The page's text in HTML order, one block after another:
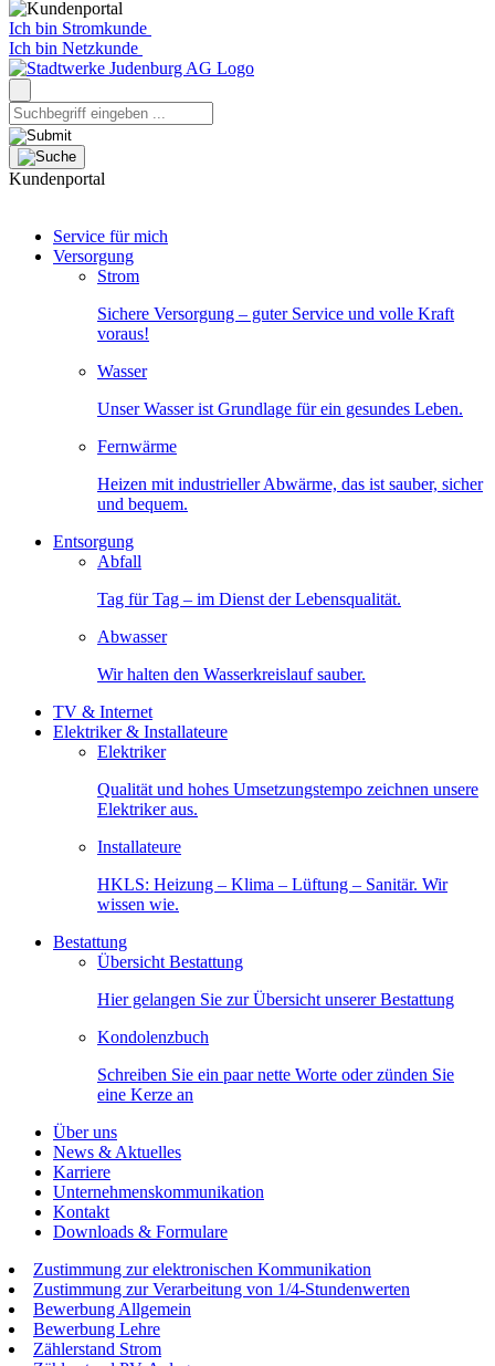
Ich bin Stromkunde
Ich bin Netzkunde
Kundenportal
Service für mich
Versorgung
Strom
Sichere Versorgung – guter Service und volle Kraft
voraus!
Wasser
Unser Wasser ist Grundlage für ein gesundes Leben.
Fernwärme
Heizen mit industrieller Abwärme, das ist sauber, sicher
und bequem.
Entsorgung
Abfall
Tag für Tag – im Dienst der Lebensqualität.
Abwasser
Wir halten den Wasserkreislauf sauber.
TV & Internet
Elektriker & Installateure
Elektriker
Qualität und hohes Umsetzungstempo zeichnen unsere
Elektriker aus.
Installateure
HKLS: Heizung – Klima – Lüftung – Sanitär. Wir
wissen wie.
Bestattung
Übersicht Bestattung
Hier gelangen Sie zur Übersicht unserer Bestattung
Kondolenzbuch
Schreiben Sie ein paar nette Worte oder zünden Sie
eine Kerze an
Über uns
News & Aktuelles
Karriere
Unternehmenskommunikation
Kontakt
Downloads & Formulare
Zustimmung zur elektronischen Kommunikation
Zustimmung zur Verarbeitung von 1/4-Stundenwerten
Bewerbung Allgemein
Bewerbung Lehre
Zählerstand Strom